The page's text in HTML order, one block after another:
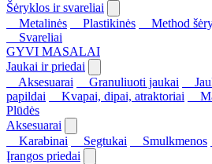
Šėryklos ir svareliai
Metalinės
Plastikinės Method
Svareliai
GYVI MASALAI
Jaukai ir priedai
Aksesuarai
Granuliuoti jaukai
papildai
Kvapai, dipai, atraktoriai
Plūdės
Aksesuarai
Karabinai
Segtukai Smulkmenos
Įrangos priedai